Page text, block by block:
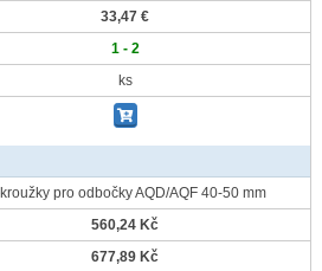
33,47 €
1 - 2
ks
pro odbočky AQD/AQF 40-50 mm
560,24 Kč
677,89 Kč